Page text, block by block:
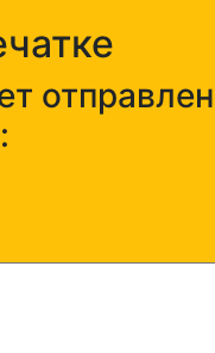
отправлен